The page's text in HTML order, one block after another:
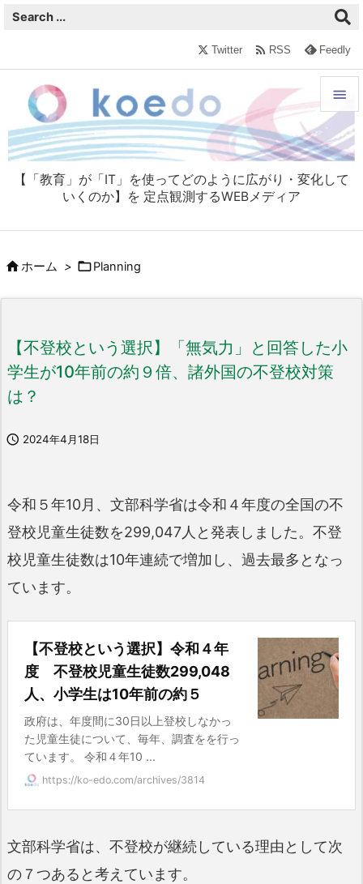
【「教育」が「IT」を使ってどのように広がり・変化して
いくのか】を 定点観測するWEBメディア


メニュ

Twitter  RSS Feedly
ホーム > Planning
【不登校という選択】「無気力」と回答した小
学生が10年前の約９倍、諸外国の不登校対策
は？
 2024年4月18日
令和５年10月、文部科学省は令和４年度の全国の不
登校児童生徒数を299,047人と発表しました。不登
校児童生徒数は10年連続で増加し、過去最多となっ
ています。
【不登校という選択】令和４年
度 不登校児童生徒数299,048
人、小学生は10年前の約５
政府は、年度間に30日以上登校しなかっ
た児童生徒について、毎年、調査をを行っ
ています。 令和４年10 ...
https://ko-edo.com/archives/3814
文部科学省は、不登校が継続している理由として次
の７つあると考えています。